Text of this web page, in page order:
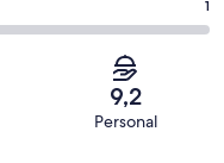
1
9,2
Personal